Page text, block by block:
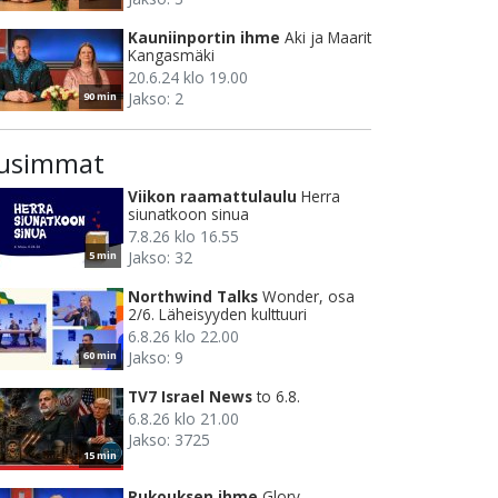
90 min
Kauniinportin ihme Aki ja Maarit
Kangasmäki
20.6.24 klo 19.00
Jakso: 2
5 min
Viikon raamattulaulu Herra
siunatkoon sinua
7.8.26 klo 16.55
Jakso: 32
60 min
Northwind Talks Wonder, osa
2/6. Läheisyyden kulttuuri
6.8.26 klo 22.00
Jakso: 9
15 min
TV7 Israel News to 6.8.
6.8.26 klo 21.00
Jakso: 3725